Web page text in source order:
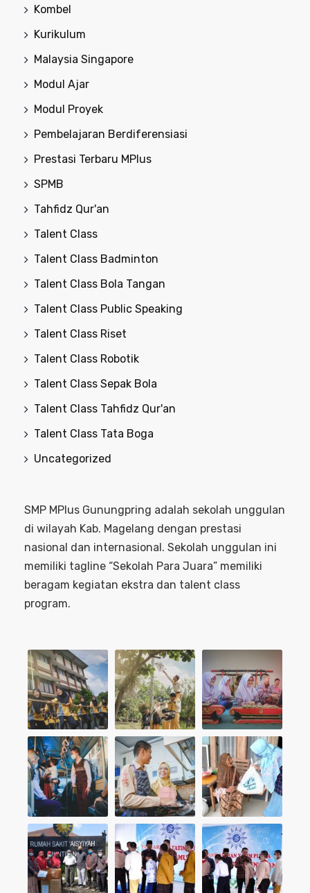
Kombel
Kurikulum
Malaysia Singapore
Modul Ajar
Modul Proyek
Pembelajaran Berdiferensiasi
Prestasi Terbaru MPlus
SPMB
Tahfidz Qur'an
Talent Class
Talent Class Badminton
Talent Class Bola Tangan
Talent Class Public Speaking
Talent Class Riset
Talent Class Robotik
Talent Class Sepak Bola
Talent Class Tahfidz Qur'an
Talent Class Tata Boga
Uncategorized
SMP MPlus Gunungpring adalah sekolah unggulan
di wilayah Kab. Magelang dengan prestasi
nasional dan internasional. Sekolah unggulan ini
memiliki tagline “Sekolah Para Juara” memiliki
beragam kegiatan ekstra dan talent class
program.